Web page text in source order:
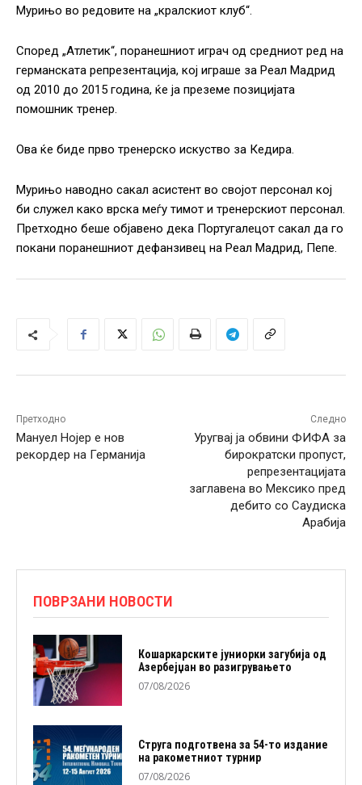
Мурињо во редовите на „кралскиот клуб“.
Според „Атлетик“, поранешниот играч од средниот ред на
германската репрезентација, кој играше за Реал Мадрид
од 2010 до 2015 година, ќе ја преземе позицијата
помошник тренер.
Ова ќе биде прво тренерско искуство за Кедира.
Мурињо наводно сакал асистент во својот персонал кој
би служел како врска меѓу тимот и тренерскиот персонал.
Претходно беше објавено дека Португалецот сакал да го
покани поранешниот дефанзивец на Реал Мадрид, Пепе.
Претходно
Мануел Нојер е нов
рекордер на Германија
Следно
Уругвај ја обвини ФИФА за
бирократски пропуст,
репрезентацијата
заглавена во Мексико пред
дебито со Саудиска
Арабија
ПОВРЗАНИ НОВОСТИ
Кошаркарските јуниорки загубија од
Азербејџан во разигрувањето
07/08/2026
Струга подготвена за 54-то издание
на ракометниот турнир
07/08/2026